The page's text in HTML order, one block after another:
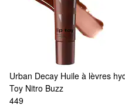
Urban Decay Huile à lèvres
Toy Nitro Buzz
449